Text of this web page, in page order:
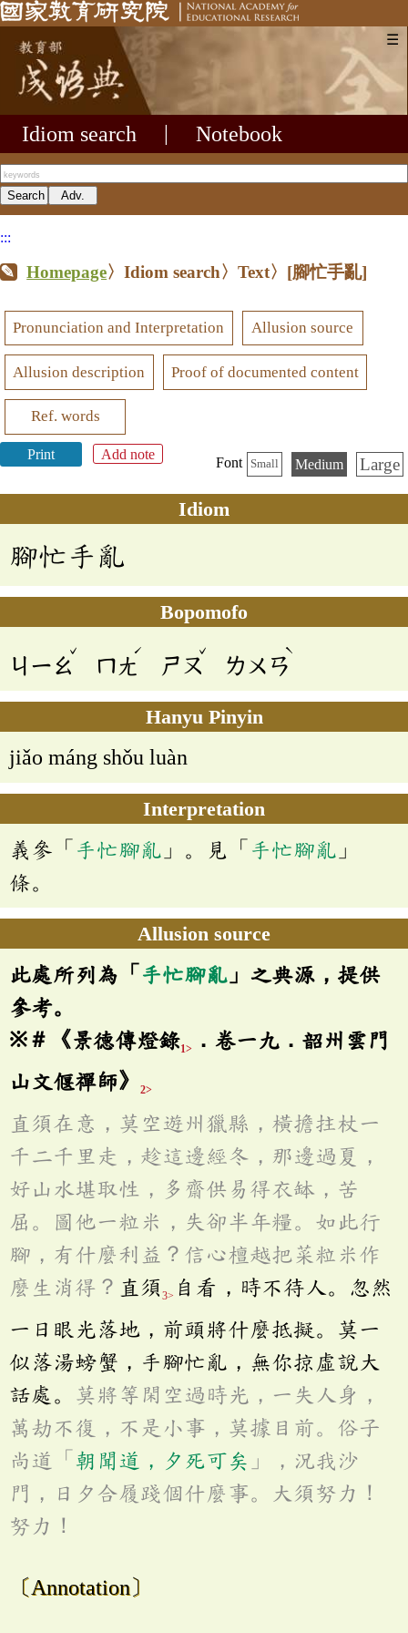
☰
Idiom search Notebook
:::
Homepage〉Idiom search〉Text〉 [腳忙手亂]
Pronunciation and Interpretation Allusion source
Allusion description Proof of documented content
Ref. words
Print Add note
Font Small Medium Large
Idiom
腳忙手亂
Bopomofo
ㄐㄧㄠ
ˇ
ㄇㄤ
ˊ
ㄕㄡ
ˇ
ㄌㄨㄢ
ˋ
Hanyu Pinyin
jiǎo máng shǒu luàn
Interpretation
義參「 手忙腳亂 」。見「 手忙腳亂 」
條。
Allusion source
此處所列為「 手忙腳亂 」之典源，提供
參考。
※＃《景德傳燈錄1>
．卷一九．韶州雲門
山文偃禪師》
2>
直須在意，莫空遊州獵縣，橫擔拄杖一
千二千里走，趁這邊經冬，那邊過夏，
好山水堪取性，多齋供易得衣缽，苦
屈。圖他一粒米，失卻半年糧。如此行
腳，有什麼利益？信心檀越把菜粒米作
麼生消得？ 直須3> 自看，時不待人。忽然
一日眼光落地，前頭將什麼抵擬。莫一
似落湯螃蟹，手腳忙亂，無你掠虛說大
話處。 莫將等閑空過時光，一失人身，
萬劫不復，不是小事，莫據目前。俗子
尚道「 朝聞道，夕死可矣 」，況我沙
門，日夕合履踐個什麼事。大須努力！
努力！
〔Annotation〕